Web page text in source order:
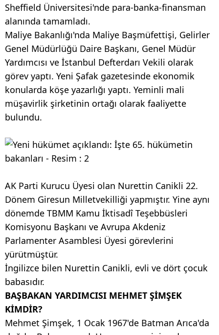
Sheffield Üniversitesi'nde para-banka-finansman
alanında tamamladı.
Maliye Bakanlığı'nda Maliye Başmüfettişi, Gelirler
Genel Müdürlüğü Daire Başkanı, Genel Müdür
Yardımcısı ve İstanbul Defterdarı Vekili olarak
görev yaptı. Yeni Şafak gazetesinde ekonomik
konularda köşe yazarlığı yaptı. Yeminli mali
müşavirlik şirketinin ortağı olarak faaliyette
bulundu.
AK Parti Kurucu Üyesi olan Nurettin Canikli 22.
Dönem Giresun Milletvekilliği yapmıştır. Yine aynı
dönemde TBMM Kamu İktisadî Teşebbüsleri
Komisyonu Başkanı ve Avrupa Akdeniz
Parlamenter Asamblesi Üyesi görevlerini
yürütmüştür.
İngilizce bilen Nurettin Canikli, evli ve dört çocuk
babasıdır.
BAŞBAKAN YARDIMCISI MEHMET ŞİMŞEK
KİMDİR?
Mehmet Şimşek, 1 Ocak 1967'de Batman Arıca'da